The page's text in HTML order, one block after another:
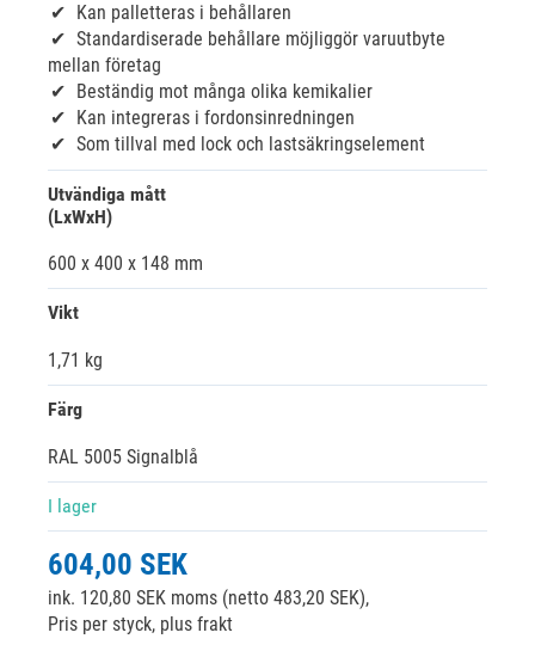
Kan palletteras i behållaren
Standardiserade behållare möjliggör varuutbyte
mellan företag
Beständig mot många olika kemikalier
Kan integreras i fordonsinredningen
Som tillval med lock och lastsäkringselement
Utvändiga mått
(LxWxH)
600 x 400 x 148 mm
Vikt
1,71 kg
Färg
RAL 5005 Signalblå
I lager
604,00 SEK
ink. 120,80 SEK moms (netto 483,20 SEK),
Pris per styck, plus frakt